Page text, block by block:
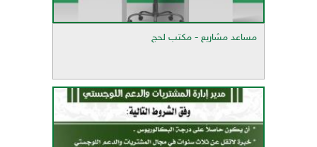
مساعد مشاريع - مكتب لحج